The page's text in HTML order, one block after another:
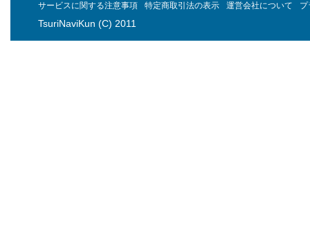
サービスに関する注意事項 特定商取引法の表示 運営会社について プ
TsuriNaviKun (C) 2011